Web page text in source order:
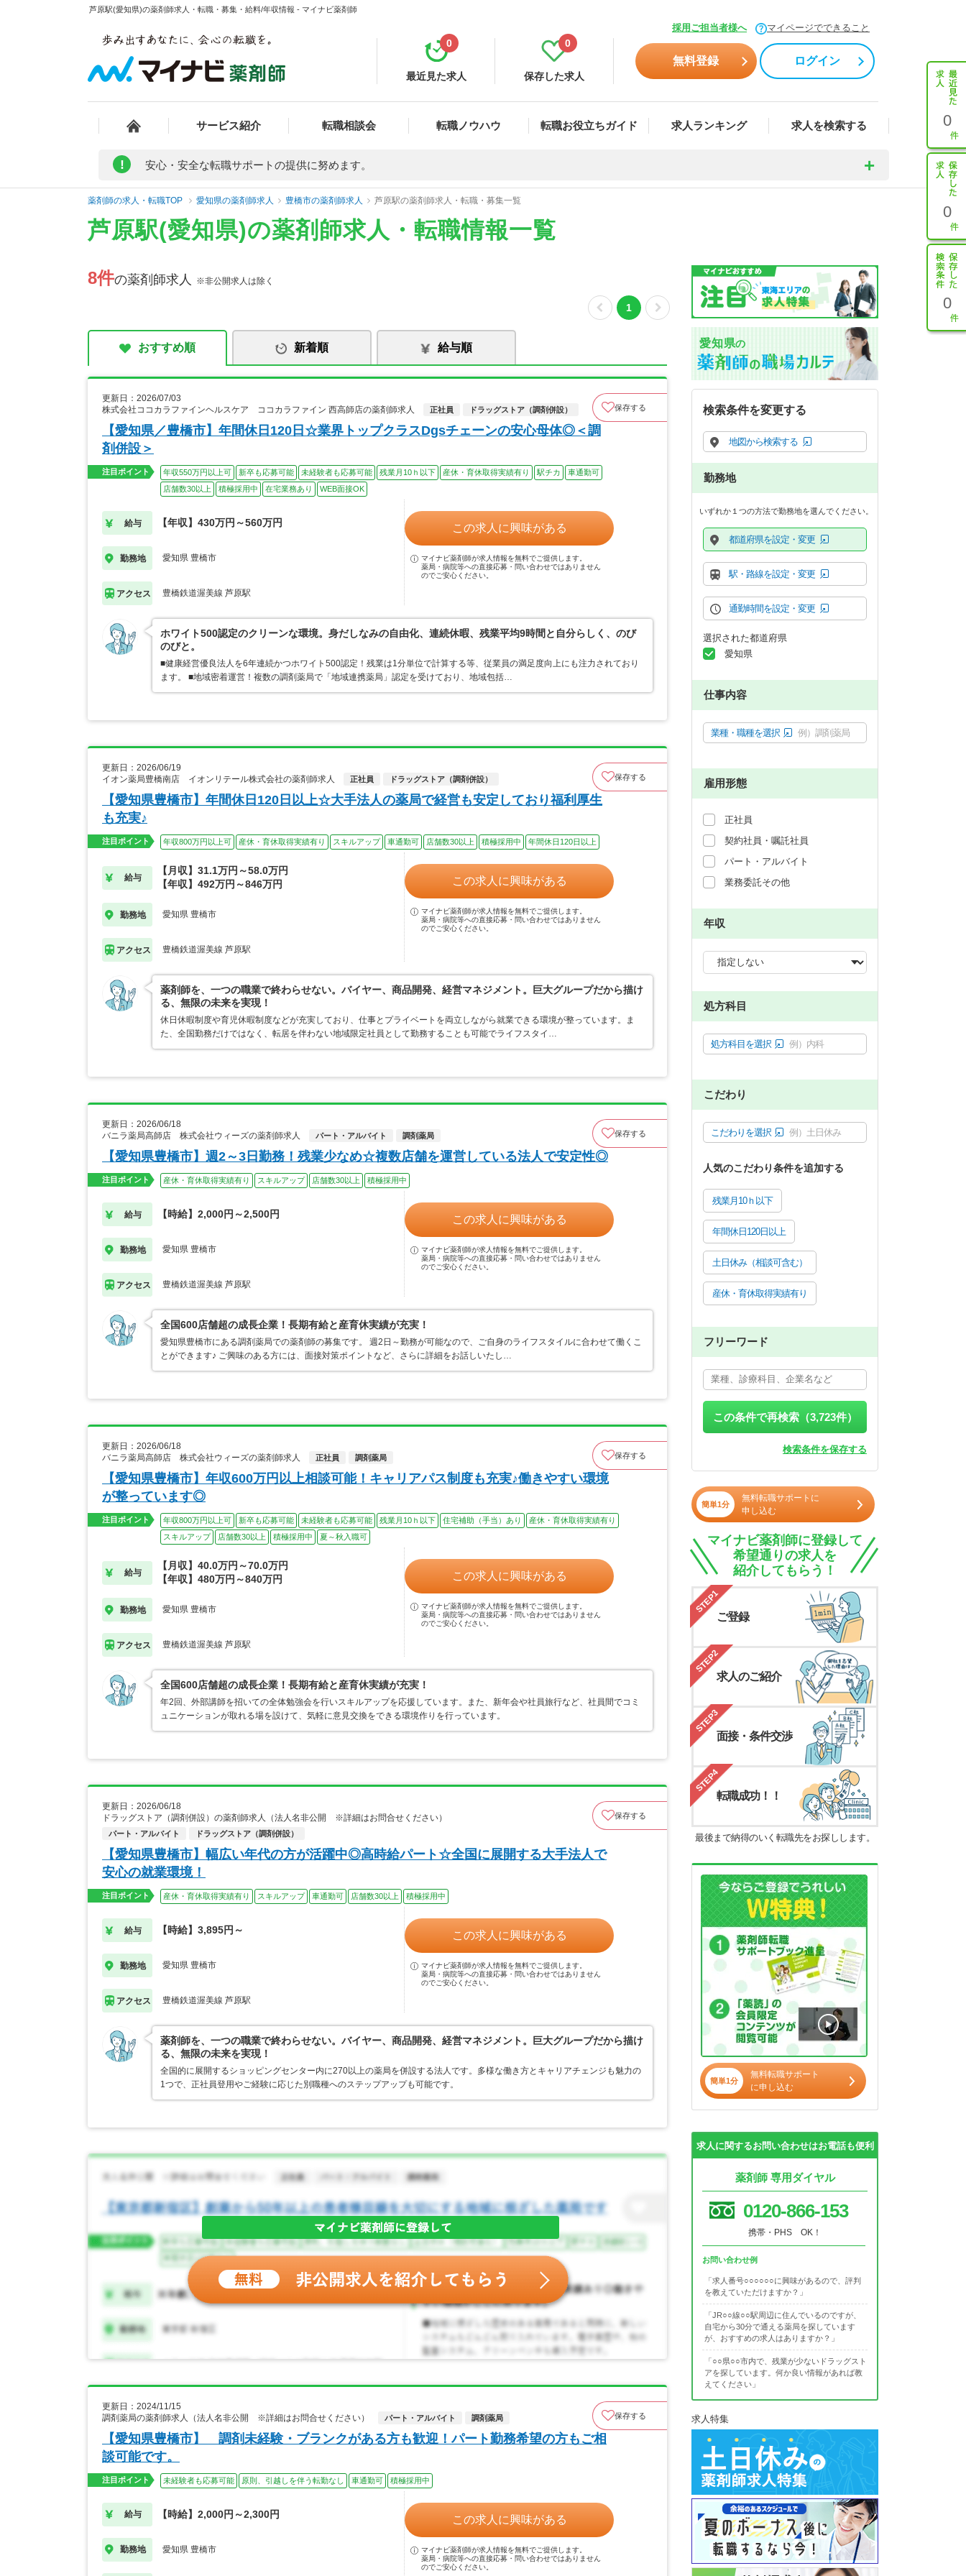
芦原駅(愛知県)の薬剤師求人・転職・募集・給料/年収情報 - マイナビ薬剤師
採用ご担当者様へ マイページでできること
最近見た求人
0
保存した求人
0
無料登録 ログイン
サービス紹介 転職相談会 転職ノウハウ 転職お役立ちガイド 求人ランキング 求人を検索する 0
0
0
! 安心・安全な転職サポートの提供に努めます。
薬剤師の求人・転職TOP 愛知県の薬剤師求人 豊橋市の薬剤師求人 芦原駅の薬剤師求人・転職・募集一覧
芦原駅(愛知県)の薬剤師求人・転職情報一覧
8件の薬剤師求人 ※非公開求人は除く
1
おすすめ順 新着順 給与順
更新日：2026/07/03
株式会社ココカラファインヘルスケア ココカラファイン 西高師店の薬剤師求人
正社員 ドラッグストア（調剤併設） 保存する
【愛知県／豊橋市】年間休日120日☆業界トップクラスDgsチェーンの安心母体◎＜調
剤併設＞
注目ポイント 年収550万円以上可 新卒も応募可能 未経験者も応募可能 残業月10ｈ以下 産休・育休取得実績有り 駅チカ
車通勤可
店舗数30以上
積極採用中 在宅業務あり WEB面接OK
給与 【年収】430万円～560万円
勤務地 愛知県 豊橋市
アクセス 豊橋鉄道渥美線 芦原駅
この求人に興味がある
マイナビ薬剤師が求人情報を無料でご提供します。
薬局・病院等への直接応募・問い合わせではありません
のでご安心ください。
ホワイト500認定のクリーンな環境。身だしなみの自由化、連続休暇、残業平均9時間と自分らしく、のび
のびと。
■健康経営優良法人を6年連続かつホワイト500認定！残業は1分単位で計算する等、従業員の満足度向上にも注力されており
ます。 ■地域密着運営！複数の調剤薬局で「地域連携薬局」認定を受けており、地域包括…
更新日：2026/06/19
イオン薬局豊橋南店 イオンリテール株式会社の薬剤師求人
正社員 ドラッグストア（調剤併設） 保存する
【愛知県豊橋市】年間休日120日以上☆大手法人の薬局で経営も安定しており福利厚生
も充実♪
注目ポイント 年収800万円以上可 産休・育休取得実績有り スキルアップ 車通勤可 店舗数30以上 積極採用中 年間休日120日以上
給与
【月収】31.1万円～58.0万円
【年収】492万円～846万円
勤務地 愛知県 豊橋市
アクセス 豊橋鉄道渥美線 芦原駅
この求人に興味がある
マイナビ薬剤師が求人情報を無料でご提供します。
薬局・病院等への直接応募・問い合わせではありません
のでご安心ください。
薬剤師を、一つの職業で終わらせない。バイヤー、商品開発、経営マネジメント。巨大グループだから描け
る、無限の未来を実現！
休日休暇制度や育児休暇制度などが充実しており、仕事とプライベートを両立しながら就業できる環境が整っています。ま
た、全国勤務だけではなく、転居を伴わない地域限定社員として勤務することも可能でライフスタイ…
更新日：2026/06/18
バニラ薬局高師店 株式会社ウィーズの薬剤師求人
パート・アルバイト 調剤薬局 保存する
【愛知県豊橋市】週2～3日勤務！残業少なめ☆複数店舗を運営している法人で安定性◎
注目ポイント 産休・育休取得実績有り スキルアップ 店舗数30以上 積極採用中
給与 【時給】2,000円～2,500円
勤務地 愛知県 豊橋市
アクセス 豊橋鉄道渥美線 芦原駅
この求人に興味がある
マイナビ薬剤師が求人情報を無料でご提供します。
薬局・病院等への直接応募・問い合わせではありません
のでご安心ください。
全国600店舗超の成長企業！長期有給と産育休実績が充実！
愛知県豊橋市にある調剤薬局での薬剤師の募集です。 週2日～勤務が可能なので、ご自身のライフスタイルに合わせて働くこ
とができます♪ ご興味のある方には、面接対策ポイントなど、さらに詳細をお話しいたし…
更新日：2026/06/18
バニラ薬局高師店 株式会社ウィーズの薬剤師求人
正社員 調剤薬局 保存する
【愛知県豊橋市】年収600万円以上相談可能！キャリアパス制度も充実♪働きやすい環境
が整っています◎
注目ポイント 年収800万円以上可 新卒も応募可能 未経験者も応募可能 残業月10ｈ以下 住宅補助（手当）あり
産休・育休取得実績有り
スキルアップ
店舗数30以上 積極採用中 夏～秋入職可
給与
【月収】40.0万円～70.0万円
【年収】480万円～840万円
勤務地 愛知県 豊橋市
アクセス 豊橋鉄道渥美線 芦原駅
この求人に興味がある
マイナビ薬剤師が求人情報を無料でご提供します。
薬局・病院等への直接応募・問い合わせではありません
のでご安心ください。
全国600店舗超の成長企業！長期有給と産育休実績が充実！
年2回、外部講師を招いての全体勉強会を行いスキルアップを応援しています。また、新年会や社員旅行など、社員間でコミ
ュニケーションが取れる場を設けて、気軽に意見交換をできる環境作りを行っています。
更新日：2026/06/18
ドラッグストア（調剤併設）の薬剤師求人（法人名非公開 ※詳細はお問合せください）
パート・アルバイト ドラッグストア（調剤併設）
保存する
【愛知県豊橋市】幅広い年代の方が活躍中◎高時給パート☆全国に展開する大手法人で
安心の就業環境！
注目ポイント 産休・育休取得実績有り スキルアップ 車通勤可 店舗数30以上 積極採用中
給与 【時給】3,895円～
勤務地 愛知県 豊橋市
アクセス 豊橋鉄道渥美線 芦原駅
この求人に興味がある
マイナビ薬剤師が求人情報を無料でご提供します。
薬局・病院等への直接応募・問い合わせではありません
のでご安心ください。
薬剤師を、一つの職業で終わらせない。バイヤー、商品開発、経営マネジメント。巨大グループだから描け
る、無限の未来を実現！
全国的に展開するショッピングセンター内に270以上の薬局を併設する法人です。多様な働き方とキャリアチェンジも魅力の
1つで、正社員登用やご経験に応じた別職種へのステップアップも可能です。
更新日：2024/11/15
調剤薬局の薬剤師求人（法人名非公開 ※詳細はお問合せください）
パート・アルバイト 調剤薬局 保存する
【愛知県豊橋市】 調剤未経験・ブランクがある方も歓迎！パート勤務希望の方もご相
談可能です。
注目ポイント 未経験者も応募可能 原則、引越しを伴う転勤なし 車通勤可 積極採用中
給与 【時給】2,000円～2,300円
勤務地 愛知県 豊橋市
この求人に興味がある
マイナビ薬剤師が求人情報を無料でご提供します。
薬局・病院等への直接応募・問い合わせではありません
のでご安心ください。
愛知県の
検索条件を変更する
地図から検索する
勤務地
いずれか１つの方法で勤務地を選んでください。
都道府県を設定・変更
駅・路線を設定・変更
通勤時間を設定・変更
選択された都道府県
愛知県
仕事内容
業種・職種を選択 例）調剤薬局
雇用形態
正社員
契約社員・嘱託社員
パート・アルバイト
業務委託その他
年収
処方科目
処方科目を選択 例）内科
こだわり
こだわりを選択 例）土日休み
人気のこだわり条件を追加する
残業月10ｈ以下
年間休日120日以上
土日休み（相談可含む）
産休・育休取得実績有り
フリーワード
この条件で再検索（3,723件）
検索条件を保存する
簡単1分
無料転職サポートに
申し込む
マイナビ薬剤師に登録して
希望通りの求人を
紹介してもらう！
STEP1
ご登録
STEP2
求人のご紹介
STEP3
面接・条件交渉
STEP4
転職成功！！
最後まで納得のいく転職先をお探しします。
簡単1分
無料転職サポート
に申し込む
求人に関するお問い合わせはお電話も便利
薬剤師 専用ダイヤル
0120-866-153
携帯・PHS OK！
お問い合わせ例
「求人番号○○○○○○に興味があるので、評判
を教えていただけますか？」
「JR○○線○○駅周辺に住んでいるのですが、
自宅から30分で通える薬局を探しています
が、おすすめの求人はありますか？」
「○○県○○市内で、残業が少ないドラッグスト
アを探しています。何か良い情報があれば教
えてください」
求人特集